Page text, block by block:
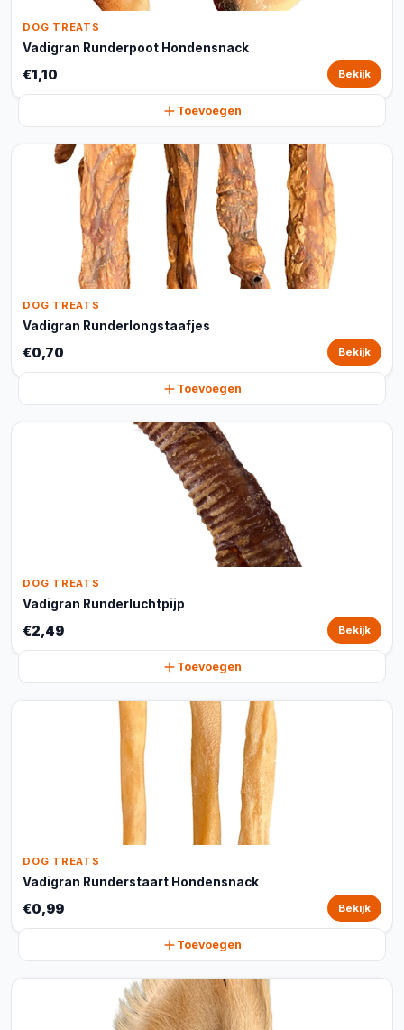
DOG TREATS
Vadigran Runderpoot Hondensnack
€1,10 Bekijk
Toevoegen
DOG TREATS
Vadigran Runderlongstaafjes
€0,70 Bekijk
Toevoegen
DOG TREATS
Vadigran Runderluchtpijp
€2,49 Bekijk
Toevoegen
DOG TREATS
Vadigran Runderstaart Hondensnack
€0,99 Bekijk
Toevoegen